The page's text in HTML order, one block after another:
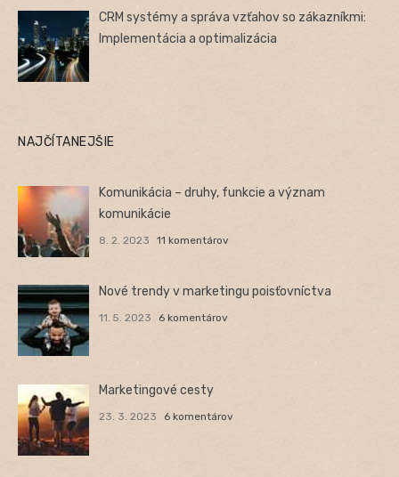
CRM systémy a správa vzťahov so zákazníkmi:
Implementácia a optimalizácia
NAJČÍTANEJŠIE
Komunikácia – druhy, funkcie a význam
komunikácie
8. 2. 2023 11 komentárov
Nové trendy v marketingu poisťovníctva
11. 5. 2023 6 komentárov
Marketingové cesty
23. 3. 2023 6 komentárov